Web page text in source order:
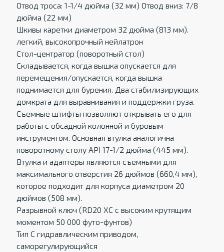
Отвод троса: 1-1/4 дюйма (32 мм) Отвод вниз: 7/8
дюйма (22 мм)
Шкивы каретки диаметром 32 дюйма (813 мм).
легкий, высокопрочный нейлатрон
Стол-центратор (поворотный стол)
Складывается, когда вышка опускается для
перемещения/опускается, когда вышка
поднимается для бурения. Два стабилизирующих
домкрата для выравнивания и поддержки груза.
Съемные штифты позволяют открывать его для
работы с обсадной колонной и буровым
инструментом. Основная втулка аналогична
поворотному столу API 17-1/2 дюйма (445 мм).
Втулка и адаптеры являются съемными для
максимального отверстия 26 дюймов (660,4 мм),
которое подходит для корпуса диаметром 20
дюймов (508 мм).
Разрывной ключ (RD20 XC с высоким крутящим
моментом 50 000 футо-фунтов)
Тип С гидравлическим приводом,
саморегулирующийся